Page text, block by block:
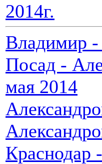
2014г.
Владимир -
Посад -
мая 2014
Краснодар